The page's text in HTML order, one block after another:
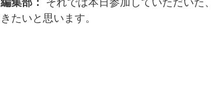
きたいと思います。